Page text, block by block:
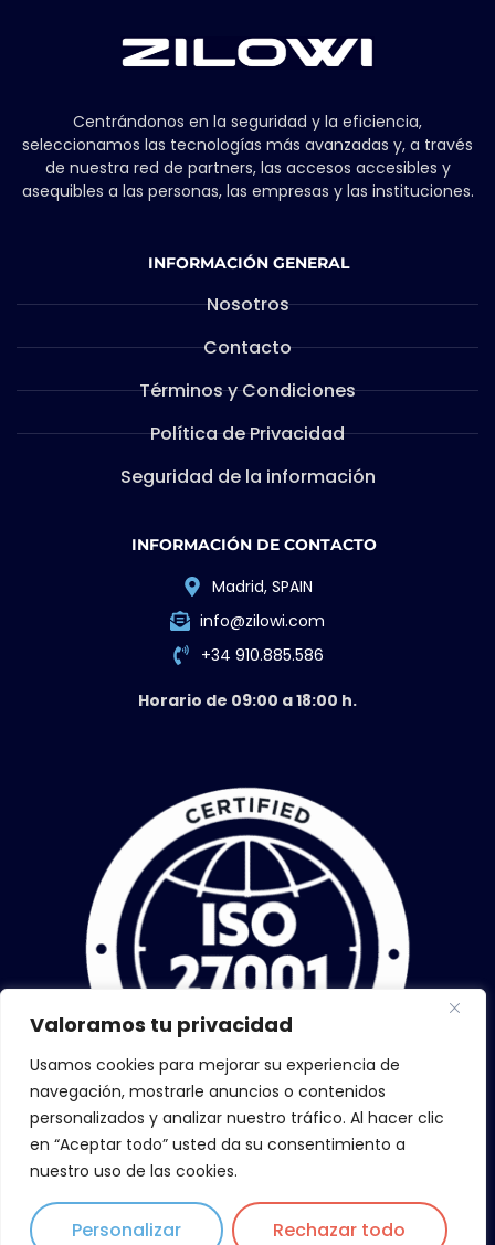
Valoramos tu privacidad
Usamos cookies para mejorar su experiencia de
navegación, mostrarle anuncios o contenidos
personalizados y analizar nuestro tráfico. Al hacer clic
en “Aceptar todo” usted da su consentimiento a
nuestro uso de las cookies.
Personalizar Rechazar todo
Centrándonos en la seguridad y la eficiencia,
seleccionamos las tecnologías más avanzadas y, a través
de nuestra red de partners, las accesos accesibles y
asequibles a las personas, las empresas y las instituciones.
INFORMACIÓN GENERAL
Nosotros
Contacto
Términos y Condiciones
Política de Privacidad
Seguridad de la información
INFORMACIÓN DE CONTACTO
Madrid, SPAIN
info@zilowi.com
+34 910.885.586
Horario de 09:00 a 18:00 h.